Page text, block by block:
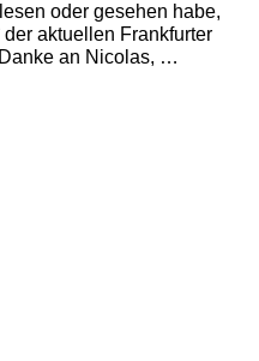
oder gesehen habe,
aktuellen Frankfurter
an Nicolas, …